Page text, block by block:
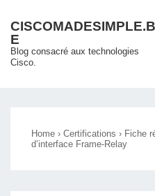
passer
au
contenu
CISCOMADESIMPLE.B
E
Blog consacré aux technologies
Cisco.
Home › Certifications › Fiche
d’interface Frame-Relay